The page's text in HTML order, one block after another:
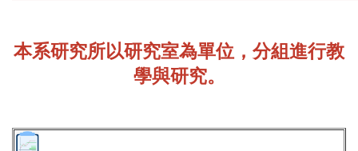
本系研究所以研究室為單位，分組進行教
學與研究。